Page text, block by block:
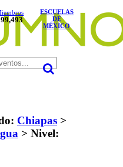
ESCUELAS
DE
MÉXICO
Chiapas >
> Nivel: